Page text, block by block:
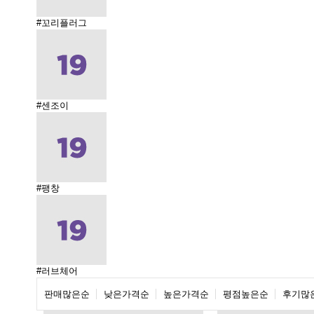
#꼬리플러그
#센조이
#팽창
#러브체어
판매많은순 낮은가격순 높은가격순 평점높은순 후기많